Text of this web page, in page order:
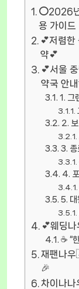
⭕2026
용 가이드
💕저렴한
약💕
💕서울
약국 안
1. 그
2.
3. 종
4.
5. 대
💕웨딩
☕ “
재팬나
🎉
차이나